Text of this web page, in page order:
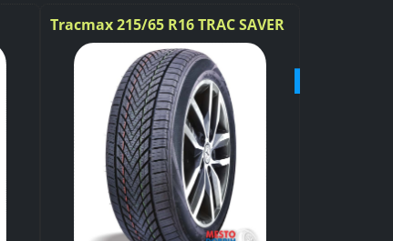
Tracmax 215/65 R16 TRAC SAVER
ALL SEASON - 98V